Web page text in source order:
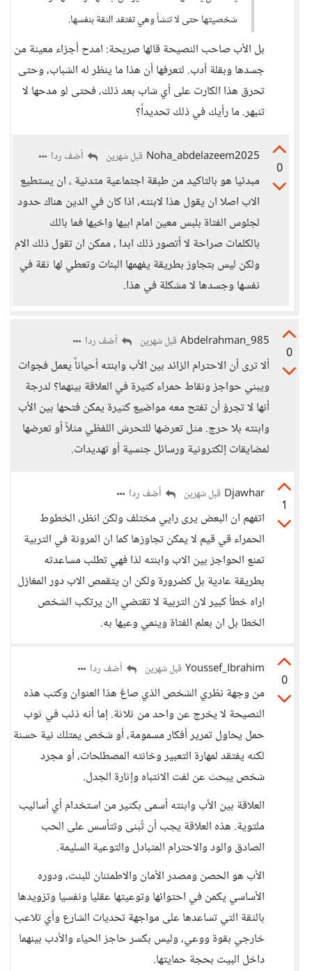
شخصيتها حتى لا تنشأ وهي تفتقد الثقة بنفسها.
بل الأب صاحب النصيحة قالها صريحة: امدح أجزاء معينة من
جسدها وبقلة أدب. لتعرفها أن هذا ما ينظر له الشباب، وحتى
تحرق هذا الكارت على أي شاب بعد ذلك، فحتى لو مدحها لا
تنبهر. ما رأيك في ذلك تحديداً؟
0
Noha_abdelazeem2025 قبل شهرين أضف ردا
مبدئيا هو بالتاكيد من طبقة اجتماعية متدنية ، ان يستطيع
الاب اصلا ان يقول هذا لابنته، اذا كان في الدين هناك حدود
لجلوس الفتاة بلبس معين امام ابيها واخيها فما بالك
بالكلمات صراحة لا أتصور ذلك ابدا ، ممكن ان تقول ذلك الام
ولكن ليس بتجاوز بطريقة يفهمها البنات وتعطي لها ثقة في
نفسها وجسدها لا مشكلة في هذا.
0
Abdelrahman_985 قبل شهرين أضف ردا
ألا ترى أن الاحترام الزائد بين الأب وابنته أحياناً يعمل فجوات
ويبني حواجز ونقاط حمراء كثيرة في العلاقة بينهما؟ لدرجة
أنها لا تجرؤ أن تفتح معه مواضيع كثيرة يمكن فتحها بين الأب
وابنته بلا حرج. مثل تعرضها للتحرش اللفظي مثلاً أو تعرضها
لمضايقات إلكترونية ورسائل جنسية أو تهديدات.
1
Djawhar قبل شهرين أضف ردا
اتفهم ان البعض يرى رايي مختلف ولكن انظر، الخطوط
الحمراء قي قيم لا يمكن تجاوزها كما ان المرونة في التربية
تمنع الحواجز بين الاب وابنته لذا فهي تطلب مساعدته
بطريقة عادية بل كضرورة ولكن ان يتقمص الاب دور المغازل
اراه خطأ كبير لان التربية لا تقتضي اان يرتكب الشخص
الخطا بل ان بعلم الفتاة وينمي وعيها به.
0
Youssef_Ibrahim قبل شهرين أضف ردا
من وجهة نظري الشخص الذي صاغ هذا العنوان وكتب هذه
النصيحة لا يخرج عن واحد من ثلاثة. إما أنه ذئب في ثوب
حمل يحاول تمرير أفكار مسمومة، أو شخص يمتلك نية حسنة
لكنه يفتقد لمهارة التعبير وخانته المصطلحات، أو مجرد
شخص يبحث عن لفت الانتباه وإثارة الجدل.
العلاقة بين الأب وابنته أسمى بكثير من استخدام أي أساليب
ملتوية. هذه العلاقة يجب أن تُبنى وتتأسس على الحب
الصادق والود والاحترام المتبادل والتوعية السليمة.
الأب هو الحصن ومصدر الأمان والاطمئنان للبنت، ودوره
الأساسي يكمن في احتوائها وتوعيتها عقليا ونفسيا وتزويدها
بالثقة التي تساعدها على مواجهة تحديات الشارع وأي تلاعب
خارجي بقوة ووعي، وليس بكسر حاجز الحياء والأدب بينهما
داخل البيت بحجة حمايتها.